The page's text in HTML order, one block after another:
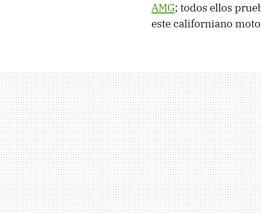
AMG; todos ellos
este californiano